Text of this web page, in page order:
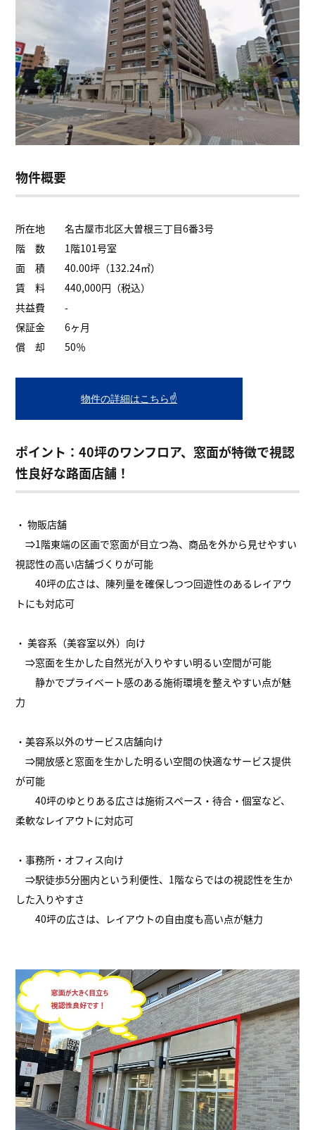
物件概要
所在地 名古屋市北区大曽根三丁目6番3号
階 数 1階101号室
面 積 40.00坪（132.24㎡）
賃 料 440,000円（税込）
共益費 -
保証金 6ヶ月
償 却 50％
物件の詳細はこちら☝
ポイント：40坪のワンフロア、窓面が特徴で視認
性良好な路面店舗！
・ 物販店舗
⇒1階東端の区画で窓面が目立つ為、商品を外から見せやすい
視認性の高い店舗づくりが可能
40坪の広さは、陳列量を確保しつつ回遊性のあるレイアウ
トにも対応可
・ 美容系（美容室以外）向け
⇒窓面を生かした自然光が入りやすい明るい空間が可能
静かでプライベート感のある施術環境を整えやすい点が魅
力
・美容系以外のサービス店舗向け
⇒開放感と窓面を生かした明るい空間の快適なサービス提供
が可能
40坪のゆとりある広さは施術スペース・待合・個室など、
柔軟なレイアウトに対応可
・事務所・オフィス向け
⇒駅徒歩5分圏内という利便性、1階ならではの視認性を生か
した入りやすさ
40坪の広さは、レイアウトの自由度も高い点が魅力